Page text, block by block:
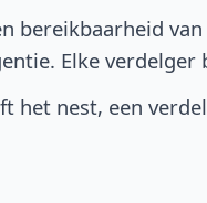
bereikbaarheid
Elke
het nest, een